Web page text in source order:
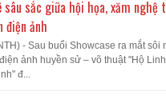
sâu sắc giữa hội họa, xăm nghệ
điện ảnh
- Sau buổi Showcase ra mắt sôi
ảnh huyền sử – võ thuật "Hộ
đ...